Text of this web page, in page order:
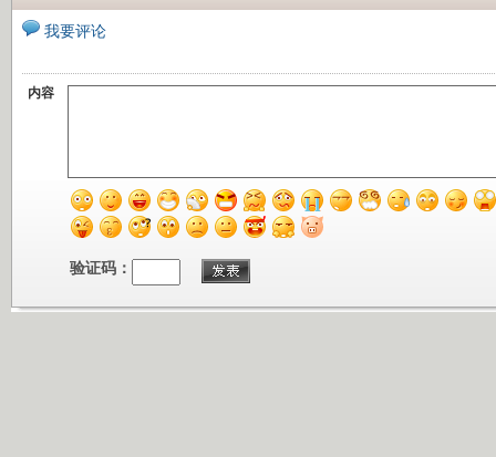
我要评论
内容
验证码：